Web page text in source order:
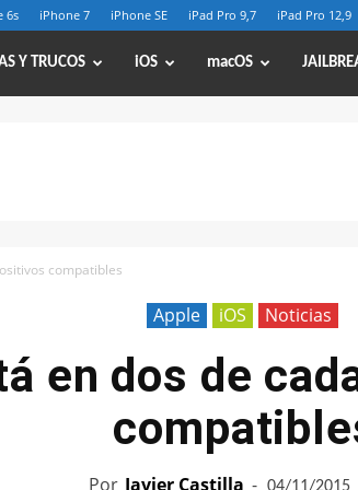
6s iPhone 7 iPhone SE iPad Pro 9,7 iPad Pro 12,9
Y TRUCOS iOS macOS
compatibles
Apple iOS Noticias
en dos de
Por Javier Castilla -